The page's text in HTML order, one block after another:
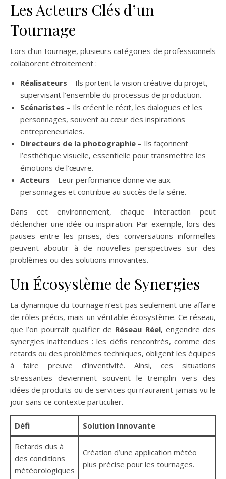
Les Acteurs Clés d’un
Tournage
Lors d’un tournage, plusieurs catégories de professionnels
collaborent étroitement :
Réalisateurs – Ils portent la vision créative du projet,
supervisant l’ensemble du processus de production.
Scénaristes – Ils créent le récit, les dialogues et les
personnages, souvent au cœur des inspirations
entrepreneuriales.
Directeurs de la photographie – Ils façonnent
l’esthétique visuelle, essentielle pour transmettre les
émotions de l’œuvre.
Acteurs – Leur performance donne vie aux
personnages et contribue au succès de la série.
Dans cet environnement, chaque interaction peut
déclencher une idée ou inspiration. Par exemple, lors des
pauses entre les prises, des conversations informelles
peuvent aboutir à de nouvelles perspectives sur des
problèmes ou des solutions innovantes.
Un Écosystème de Synergies
La dynamique du tournage n’est pas seulement une affaire
de rôles précis, mais un véritable écosystème. Ce réseau,
que l’on pourrait qualifier de Réseau Réel, engendre des
synergies inattendues : les défis rencontrés, comme des
retards ou des problèmes techniques, obligent les équipes
à faire preuve d’inventivité. Ainsi, ces situations
stressantes deviennent souvent le tremplin vers des
idées de produits ou de services qui n’auraient jamais vu le
jour sans ce contexte particulier.
Défi Solution Innovante
Retards dus à
des conditions
météorologiques
Création d’une application météo
plus précise pour les tournages.